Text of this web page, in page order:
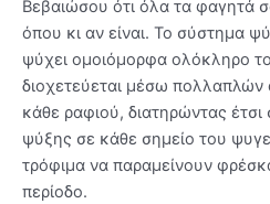
Βεβαιώσου ότι όλα τα φαγητά
όπου κι αν είναι. Το σύστημα
ψύχει ομοιόμορφα ολόκληρο
διοχετεύεται μέσω
κάθε ραφιού, διατηρώντας
ψύξης σε κάθε σημείο του
τρόφιμα να παραμείνουν
περίοδο.